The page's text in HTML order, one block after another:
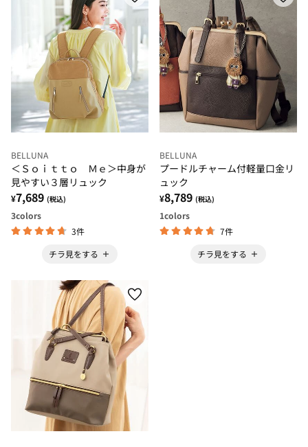
BELLUNA
＜Ｓｏｉｔｔｏ Ｍｅ＞中身が
見やすい３層リュック
¥7,689 (税込)
3colors
3件
チラ見をする
BELLUNA
プードルチャーム付軽量口金リ
ュック
¥8,789 (税込)
1colors
7件
チラ見をする